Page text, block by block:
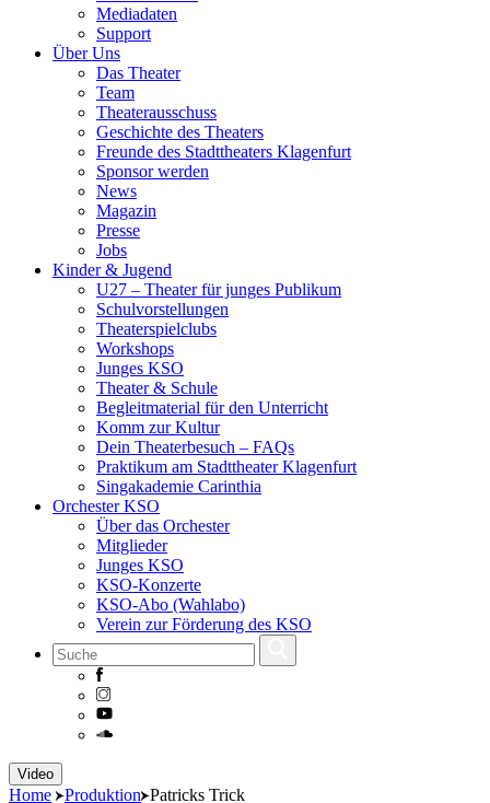
Mediadaten
Support
Über Uns
Das Theater
Team
Theaterausschuss
Geschichte des Theaters
Freunde des Stadttheaters Klagenfurt
Sponsor werden
News
Magazin
Presse
Jobs
Kinder & Jugend
U27 – Theater für junges Publikum
Schulvorstellungen
Theaterspielclubs
Workshops
Junges KSO
Theater & Schule
Begleitmaterial für den Unterricht
Komm zur Kultur
Dein Theaterbesuch – FAQs
Praktikum am Stadttheater Klagenfurt
Singakademie Carinthia
Orchester KSO
Über das Orchester
Mitglieder
Junges KSO
KSO-Konzerte
KSO-Abo (Wahlabo)
Verein zur Förderung des KSO
Skip
to
Video
Home Produktion Patricks Trick